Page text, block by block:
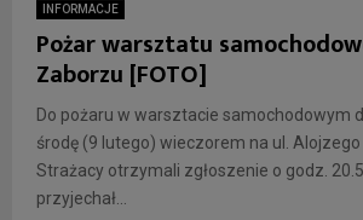
INFORMACJE
Pożar warsztatu
Zaborzu [FOTO]
Do pożaru w warsztacie samochodowym
środę (9 lutego) wieczorem na ul. Alojzego
Strażacy otrzymali zgłoszenie o godz.
przyjechał...